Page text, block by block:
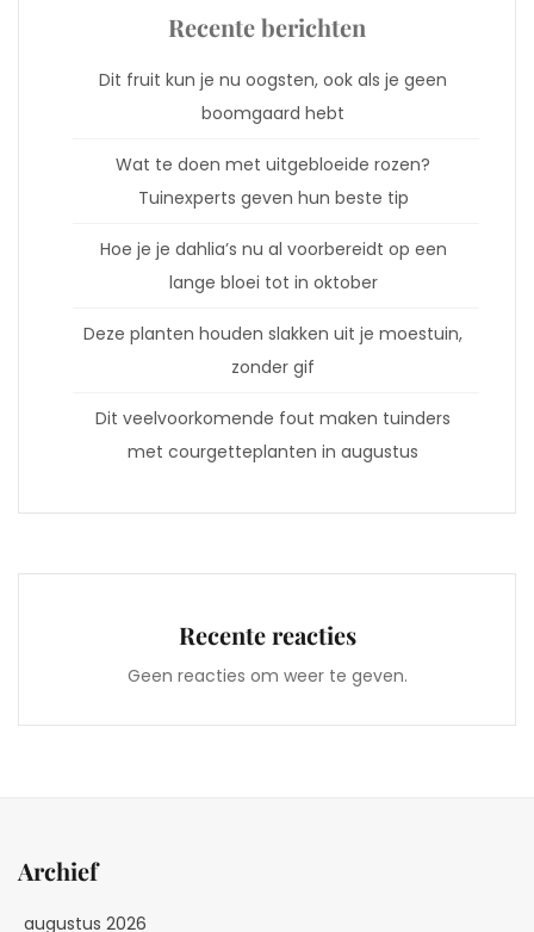
Recente berichten
Dit fruit kun je nu oogsten, ook als je geen
boomgaard hebt
Wat te doen met uitgebloeide rozen?
Tuinexperts geven hun beste tip
Hoe je je dahlia’s nu al voorbereidt op een
lange bloei tot in oktober
Deze planten houden slakken uit je moestuin,
zonder gif
Dit veelvoorkomende fout maken tuinders
met courgetteplanten in augustus
Recente reacties
Geen reacties om weer te geven.
Archief
augustus 2026